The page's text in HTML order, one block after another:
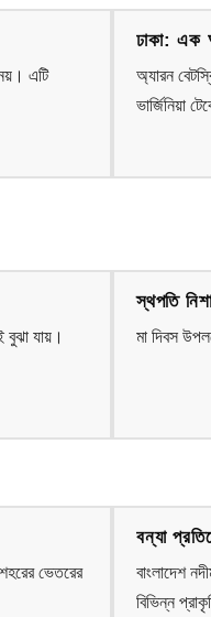
এটি
ঢাকা: এক
অ্যারন
ভার্জিনিয়া
বুঝা যায়।
স্থপতি
মা দিবস
ভেতরের
বন্যা
বাংলাদেশ
বিভিন্ন